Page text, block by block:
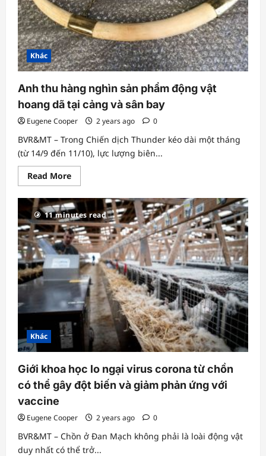
Khác
Anh thu hàng nghìn sản phẩm động vật
hoang dã tại cảng và sân bay
Eugene Cooper 2 years ago 0
BVR&MT – Trong Chiến dịch Thunder kéo dài một tháng
(từ 14/9 đến 11/10), lực lượng biên...
Read MoreRead
more
Anh
thu
hàng
nghìn
sản
phẩm
động
vật
hoang
dã
tại
cảng
và
sân
bay
11 minutes read
Khác
Giới khoa học lo ngại virus corona từ chồn
có thể gây đột biến và giảm phản ứng với
vaccine
Eugene Cooper 2 years ago 0
BVR&MT – Chồn ở Đan Mạch không phải là loài động vật
duy nhất có thể trở...